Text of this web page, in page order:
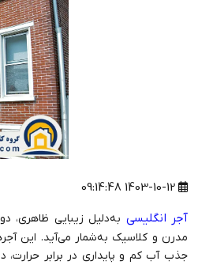
1403-10-12 09:14:48
آجر انگلیسی به‌دلیل زیبایی ظاهری،
مدرن و کلاسیک به‌شمار می‌آید. این
جذب آب کم و پایداری در برابر